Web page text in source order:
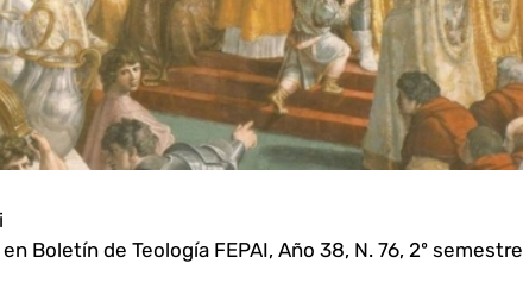
Boletín de Teología FEPAI, Año 38, N. 76, 2º semestre